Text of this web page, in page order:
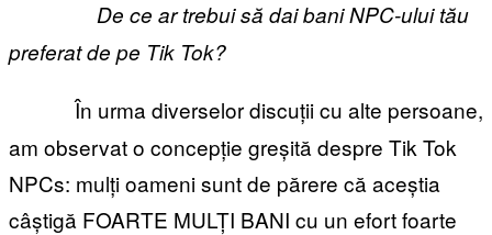
De ce ar trebui să dai bani NPC-ului tău
preferat de pe Tik Tok?
În urma diverselor discuții cu alte persoane,
am observat o concepție greșită despre Tik Tok
NPCs: mulți oameni sunt de părere că aceștia
câștigă FOARTE MULȚI BANI cu un efort foarte